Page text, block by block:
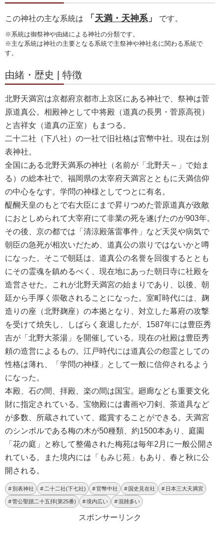
この神社の主な系統は 「 天満・天神系」 です。
※系統は御祭神や由緒による神社の分類です。
※主な系統は神社の主要となる系統で主祭神や神社名に関わる系統で
す。
由緒・歴史 | 特徴
北野天満宮は京都府京都市上京区にある神社で、祭神は菅
原道真公。相殿神として中将殿（道真の長男・菅原高視）
と吉祥女（道真の正室）もまつる。
二十二社（下八社）の一社で旧社格は官幣中社。現在は別
表神社。
全国にある北野天満系の神社（名前が「北野天～」で始ま
る）の総本社で、福岡県の太宰府天満宮とともに天満信仰
の中心をなす。学問の神様としてつとに有名。
醍醐天皇のもとで右大臣にまで昇りつめた菅原道真が政敵
におとしめられて大宰府にて非業の死を遂げたのが903年。
その後、京の都では「清涼殿落雷事件」など天災や病気で
朝臣の急死が相次いだため、道真公の祟りではないかと噂
になった。そこで朝廷は、道真公の名誉を回復するととも
にその霊魂を鎮めるべく、現在地にあった朝日寺に社殿を
造営させた。これが北野天満宮の始まりであり、以後、朝
廷から手厚く崇敬されることになった。室町時代には、麹
造りの座（北野麹座）の本拠となり、対立した幕府の攻撃
を受けて焼失し、しばらく衰退したが、1587年には豊臣秀
吉が「北野大茶湯」を開催している。現在の社殿は豊臣秀
頼の造営によるもの。江戸時代には道真公の怨霊としての
性格は薄れ、「学問の神様」として一般に信仰されるよう
になった。
本殿、石の間、拝殿、楽の間は国宝。廻廊なども重要文化
財に指定されている。宝物殿には書画や刀剣、茶道具など
が多数、所蔵されていて、鑑賞することができる。天満宮
のシンボルである梅の木が50種類、約1500本あり、庭園
「花の庭」と称して整備された梅苑は毎年2月に一般公開さ
れている。また境内には「もみじ苑」もあり、春と秋に公
開される。
別表神社 二十二社(下七社) 官幣中社 国史見在社 日本三大天満宮
菅公聖蹟二十五拝(第25番) 境内広い 混雑多い
スポンサーリンク